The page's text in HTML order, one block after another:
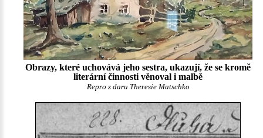
Obrazy, které uchovává jeho sestra, ukazují, že se kromě
literární činnosti věnoval i malbě
Repro z daru Theresie Matschko